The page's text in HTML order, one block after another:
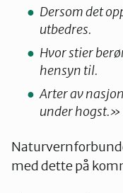
Dersom det
utbedres.
Hvor stier
hensyn til.
Arter av
under hogst.»
med dette på